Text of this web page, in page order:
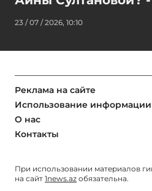
23 / 07 / 2026, 10:10
Реклама на сайте
Использование информации
О нас
Контакты
При использовании материалов
на сайт 1news.az обязательна.